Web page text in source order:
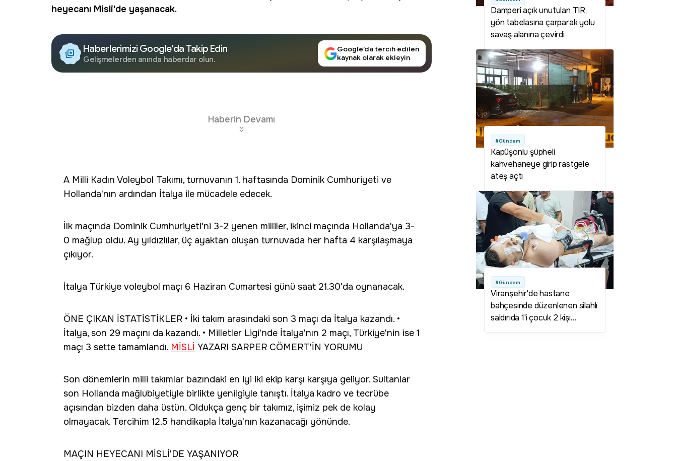
heyecanı Misli'de yaşanacak.
Haberlerimizi Google'da Takip Edin
Gelişmelerden anında haberdar olun.
Google’da tercih edilen
kaynak olarak ekleyin
Haberin Devamı
A Milli Kadın Voleybol Takımı, turnuvanın 1. haftasında Dominik Cumhuriyeti ve
Hollanda'nın ardından İtalya ile mücadele edecek.
İlk maçında Dominik Cumhuriyeti'ni 3-2 yenen milliler, ikinci maçında Hollanda'ya 3-
0 mağlup oldu. Ay yıldızlılar, üç ayaktan oluşan turnuvada her hafta 4 karşılaşmaya
çıkıyor.
İtalya Türkiye voleybol maçı 6 Haziran Cumartesi günü saat 21.30'da oynanacak.
ÖNE ÇIKAN İSTATİSTİKLER • İki takım arasındaki son 3 maçı da İtalya kazandı. •
İtalya, son 29 maçını da kazandı. • Milletler Ligi'nde İtalya'nın 2 maçı, Türkiye'nin ise 1
maçı 3 sette tamamlandı. MİSLİ YAZARI SARPER CÖMERT'İN YORUMU
Son dönemlerin milli takımlar bazındaki en iyi iki ekip karşı karşıya geliyor. Sultanlar
son Hollanda mağlubiyetiyle birlikte yenilgiyle tanıştı. İtalya kadro ve tecrübe
açısından bizden daha üstün. Oldukça genç bir takımız, işimiz pek de kolay
olmayacak. Tercihim 12.5 handikapla İtalya'nın kazanacağı yönünde.
MAÇIN HEYECANI MİSLİ'DE YAŞANIYOR
Damperi açık unutulan TIR,
yön tabelasına çarparak yolu
savaş alanına çevirdi
#Gündem
Kapüşonlu şüpheli
kahvehaneye girip rastgele
ateş açtı
#Gündem
Viranşehir'de hastane
bahçesinde düzenlenen silahlı
saldırıda 1'i çocuk 2 kişi